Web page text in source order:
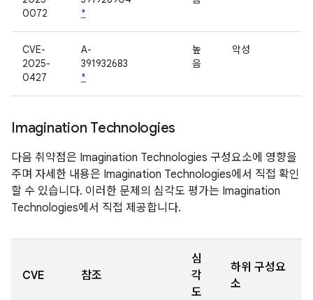
0072
*
CVE-
2025-
0427
A-
391932683
*
높
음
악성
Imagination Technologies
다음 취약점은 Imagination Technologies 구성요소에 영향을
주며 자세한 내용은 Imagination Technologies에서 직접 확인
할 수 있습니다. 이러한 문제의 심각도 평가는 Imagination
Technologies에서 직접 제공합니다.
CVE 참조
심
각
도
하위 구성요
소